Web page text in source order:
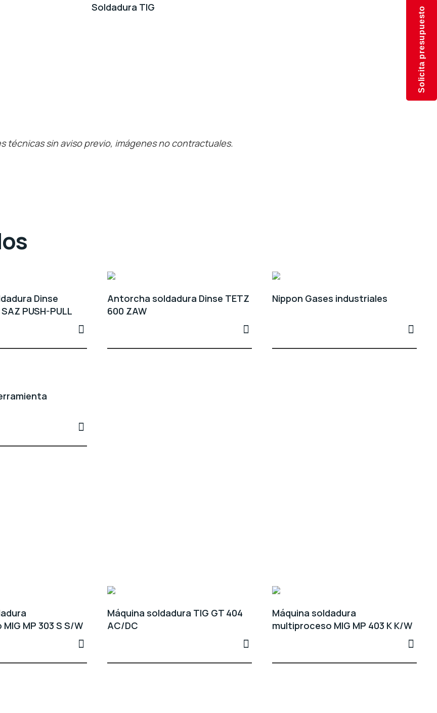
Soldadura TIG
técnicas sin aviso previo, imágenes no contractuales.
Dinse
PUSH-PULL
Antorcha soldadura Dinse TETZ
600 ZAW
Nippon Gases industriales
MP 303 S S/W
Máquina soldadura TIG GT 404
AC/DC
Máquina soldadura
multiproceso MIG MP 403 K K/W
Solicita presupuesto